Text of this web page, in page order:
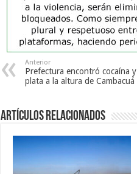
Anterior
Prefectura encontró cocaína y
plata a la altura de Cambacuá
Artículos Relacionados